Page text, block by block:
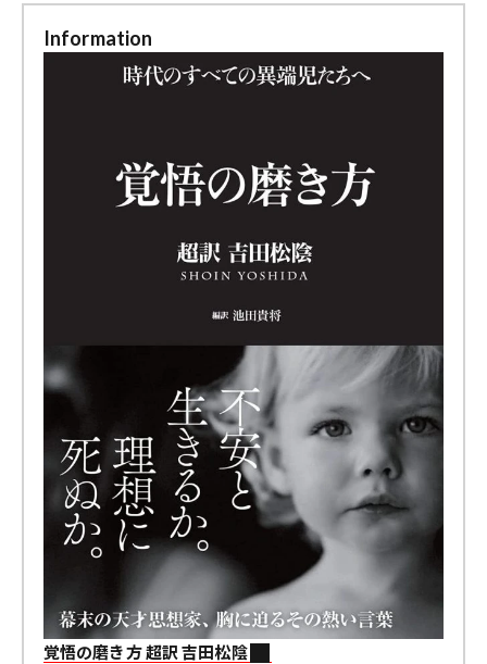
Information
覚悟の磨き方 超訳 吉田松陰